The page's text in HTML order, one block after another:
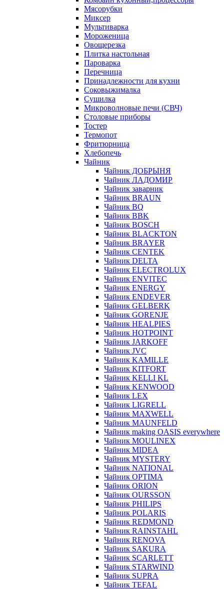
Мясорубки
Миксер
Мультиварка
Мороженица
Овощерезка
Плитка настольная
Пароварка
Перечница
Принадлежности для кухни
Соковыжималка
Сушилка
Микроволновые печи (СВЧ)
Столовые приборы
Тостер
Термопот
Фритюрница
Хлебопечь
Чайник
Чайник ДОБРЫНЯ
Чайник ЛАДОМИР
Чайник заварник
Чайник BRAUN
Чайник BQ
Чайник BBK
Чайник BOSCH
Чайник BLACKTON
Чайник BRAYER
Чайник CENTEK
Чайник DELTA
Чайник ELECTROLUX
Чайник ENVITEC
Чайник ENERGY
Чайник ENDEVER
Чайник GELBERK
Чайник GORENJE
Чайник HEALPIES
Чайник HOTPOINT
Чайник JARKOFF
Чайник JVC
Чайник KAMILLE
Чайник KITFORT
Чайник KELLI KL
Чайник KENWOOD
Чайник LEX
Чайник LIGRELL
Чайник MAXWELL
Чайник MAUNFELD
Чайник making OASIS everywhere
Чайник MOULINEX
Чайник MIDEA
Чайник MYSTERY
Чайник NATIONAL
Чайник OPTIMA
Чайник ORION
Чайник OURSSON
Чайник PHILIPS
Чайник POLARIS
Чайник REDMOND
Чайник RAINSTAHL
Чайник RENOVA
Чайник SAKURA
Чайник SCARLETT
Чайник STARWIND
Чайник SUPRA
Чайник TEFAL